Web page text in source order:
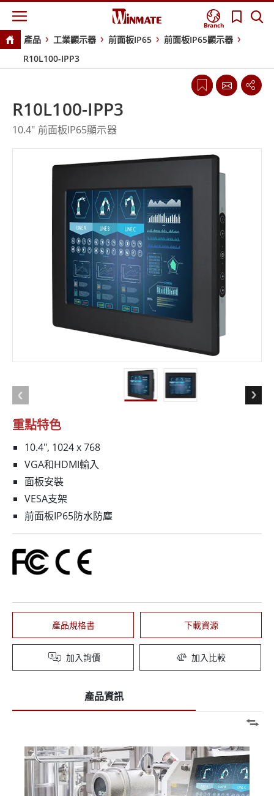
Branch
產品 工業顯示器 前面板IP65
前面板IP65顯示器
R10L100-IPP3
重點特色
10.4", 1024 x 768
VGA和HDMI輸入
面板安裝
VESA支架
前面板IP65防水防塵
產品規格書 下載資源
加入詢價 加入比較
R10L100-IPP3
10.4" 前面板IP65顯示器
產品資訊